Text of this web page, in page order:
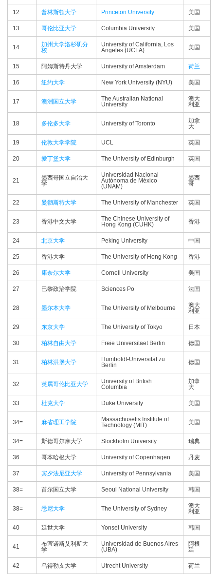
12 普林斯顿大学 Princeton University 美国
13 哥伦比亚大学 Columbia University 美国
14
加州大学洛杉矶分
校
University of California, Los
Angeles (UCLA)
美国
15 阿姆斯特丹大学 University of Amsterdam 荷兰
16 纽约大学 New York University (NYU) 美国
17 澳洲国立大学
The Australian National
University
澳大
利亚
18 多伦多大学 University of Toronto
加拿
大
19 伦敦大学学院 UCL 英国
20 爱丁堡大学 The University of Edinburgh 英国
21
墨西哥国立自治大
学
Universidad Nacional
Autónoma de México
(UNAM)
墨西
哥
22 曼彻斯特大学 The University of Manchester 英国
23 香港中文大学
The Chinese University of
Hong Kong (CUHK)
香港
24 北京大学 Peking University 中国
25 香港大学 The University of Hong Kong 香港
26 康奈尔大学 Cornell University 美国
27 巴黎政治学院 Sciences Po 法国
28 墨尔本大学 The University of Melbourne
澳大
利亚
29 东京大学 The University of Tokyo 日本
30 柏林自由大学 Freie Universitaet Berlin 德国
31 柏林洪堡大学
Humboldt-Universität zu
Berlin
德国
32 英属哥伦比亚大学
University of British
Columbia
加拿
大
33 杜克大学 Duke University 美国
34= 麻省理工学院
Massachusetts Institute of
Technology (MIT)
美国
34= 斯德哥尔摩大学 Stockholm University 瑞典
36 哥本哈根大学 University of Copenhagen 丹麦
37 宾夕法尼亚大学 University of Pennsylvania 美国
38= 首尔国立大学 Seoul National University 韩国
38= 悉尼大学 The University of Sydney
澳大
利亚
40 延世大学 Yonsei University 韩国
41
布宜诺斯艾利斯大
学
Universidad de Buenos Aires
(UBA)
阿根
廷
42 乌得勒支大学 Utrecht University 荷兰